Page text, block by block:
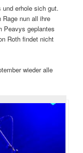
erhole sich gut.
Rage nun all ihre
Peavys geplantes
Roth findet nicht
wieder alle